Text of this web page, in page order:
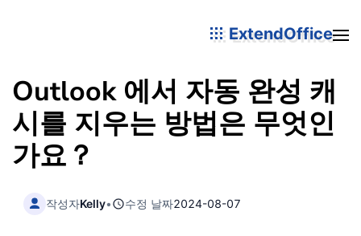
ExtendOffice
Outlook 에서 자동 완성 캐
시를 지우는 방법은 무엇인
가요？
작성자Kelly• 수정 날짜2024-08-07